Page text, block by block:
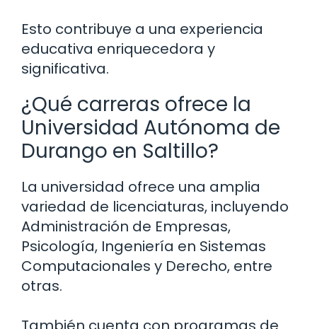
Esto contribuye a una experiencia
educativa enriquecedora y
significativa.
¿Qué carreras ofrece la
Universidad Autónoma de
Durango en Saltillo?
La universidad ofrece una amplia
variedad de licenciaturas, incluyendo
Administración de Empresas,
Psicología, Ingeniería en Sistemas
Computacionales y Derecho, entre
otras.